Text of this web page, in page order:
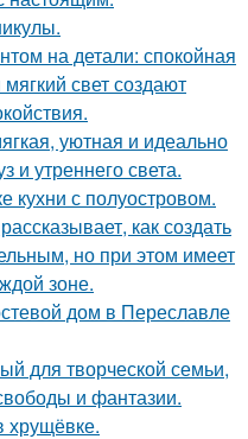
на детали: спокойная
свет создают
уютная и идеально
и утреннего света.
кухни с полуостровом.
как создать
но при этом имеет
зоне.
дом в Переславле
для творческой семьи,
и фантазии.
хрущёвке.